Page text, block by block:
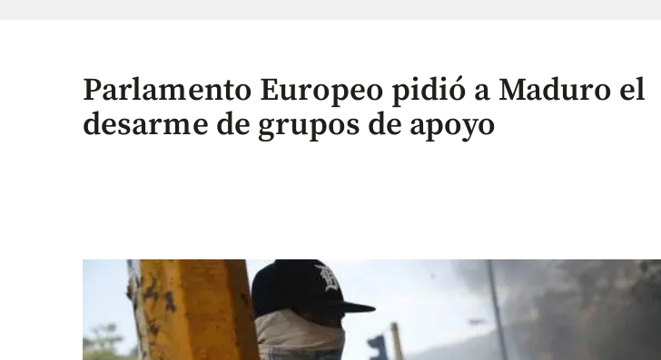
Parlamento Europeo pidió a Maduro el
desarme de grupos de apoyo